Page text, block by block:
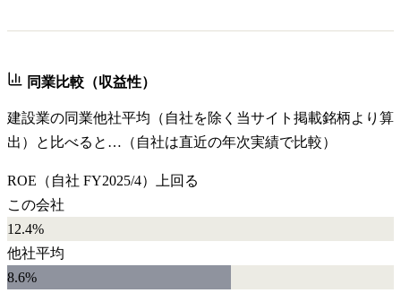
同業比較（収益性）
建設業の同業他社平均（自社を除く当サイト掲載銘柄より算
出）と比べると…（自社は直近の年次実績で比較）
ROE （自社 FY2025/4）
上回る
この会社
12.4%
他社平均
8.6%